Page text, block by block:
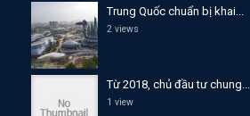
Trung Quốc chuẩn bị khai...
2 views
Từ 2018, chủ đầu tư chung...
1 view